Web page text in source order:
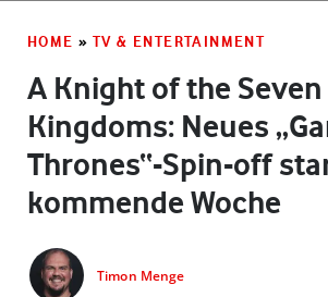
HOME » TV & ENTERTAINMENT
A Knight of the Seven
Kingdoms: Neues
Thrones“-Spin-off
kommende Woche
Timon Menge